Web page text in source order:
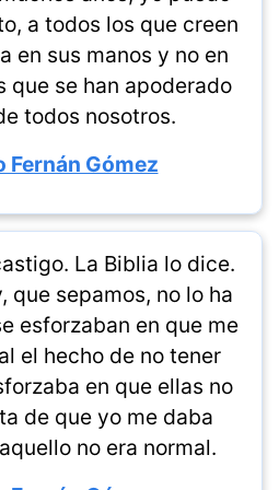
a todos los que creen
en sus manos y no en
que se han apoderado
todos nosotros.
Fernán Gómez
La Biblia lo dice.
que sepamos, no lo ha
esforzaban en que me
el hecho de no tener
en que ellas no
de que yo me daba
no era normal.